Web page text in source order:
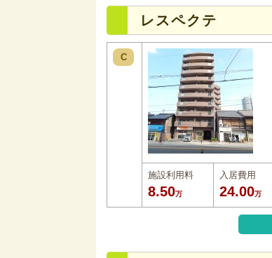
レスペクテ
C
施設利用料
8.50万
入居費用
24.00万